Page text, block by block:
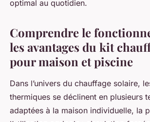
optimal au quotidien.
Comprendre le
les avantages du kit
pour maison et piscine
Dans l’univers du chauffage solaire,
thermiques se déclinent en plusieurs
adaptées à la maison individuelle, la